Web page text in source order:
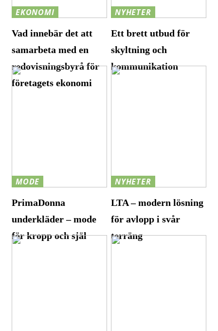
EKONOMI
Vad innebär det att
samarbeta med en
redovisningsbyrå för
företagets ekonomi
NYHETER
Ett brett utbud för
skyltning och
kommunikation
MODE
PrimaDonna
underkläder – mode
för kropp och själ
NYHETER
LTA – modern lösning
för avlopp i svår
terräng